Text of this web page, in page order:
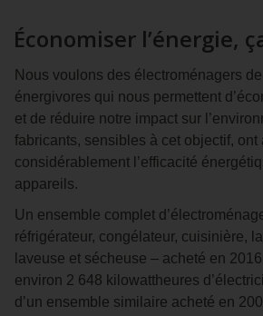
Économiser l’énergie,
Nous voulons des électroménagers
énergivores qui nous permettent
et de réduire notre impact sur
fabricants, sensibles à cet objectif, ont
considérablement l’efficacité
appareils.
Un ensemble complet
réfrigérateur, congélateur, cuisinière,
laveuse et sécheuse – acheté en
environ 2 648 kilowattheures
d’un ensemble similaire acheté en